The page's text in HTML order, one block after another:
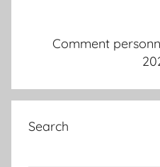
Comment
Search